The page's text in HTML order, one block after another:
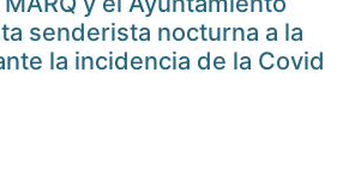
senderista nocturna a la
la incidencia de la Covid